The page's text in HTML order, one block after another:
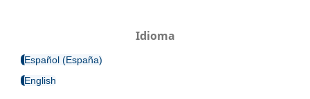
Idioma
Español (España)
English